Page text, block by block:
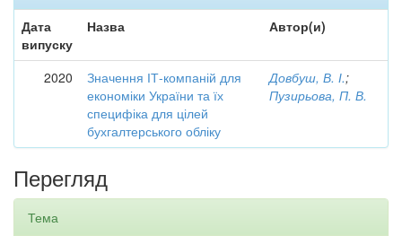
Дата
випуску
Назва Автор(и)
2020
Значення ІТ-компаній для
економіки України та їх
специфіка для цілей
бухгалтерського обліку
Довбуш, В. І.;
Пузирьова, П. В.
Перегляд
Тема